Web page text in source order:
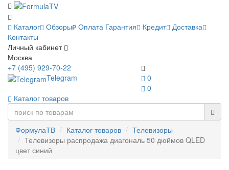
Каталог Обзоры Оплата Гарантия Кредит Доставка
Контакты
Личный кабинет
Москва
0
0
+7 (495) 929-70-22
Telegram
Каталог товаров
ФормулаТВ Каталог товаров
Телевизоры
Телевизоры распродажа диагональ 50 дюймов QLED
цвет синий